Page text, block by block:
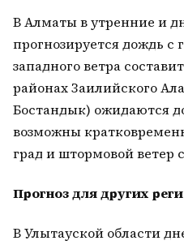
В Алматы в утренние и
прогнозируется дождь с
западного ветра
районах Заилийского
Бостандык) ожидаются
возможны
град и штормовой ветер
Прогноз для других
В Улытауской области